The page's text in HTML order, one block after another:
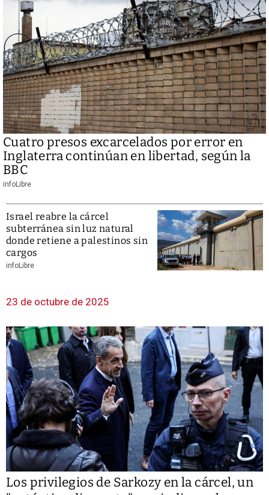
Cuatro presos excarcelados por error en
Inglaterra continúan en libertad, según la
BBC
infoLibre
Israel reabre la cárcel
subterránea sin luz natural
donde retiene a palestinos sin
cargos
infoLibre
23 de octubre de 2025
Los privilegios de Sarkozy en la cárcel, un